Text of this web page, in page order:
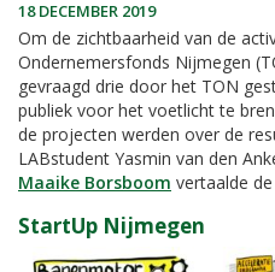
18 DECEMBER 2019
Om de zichtbaarheid van de
Ondernemersfonds Nijmegen
gevraagd drie door het TON
publiek voor het voetlicht te
de projecten werden over de
LABstudent Yasmin van den
Maaike Borsboom vertaalde
StartUp Nijmegen